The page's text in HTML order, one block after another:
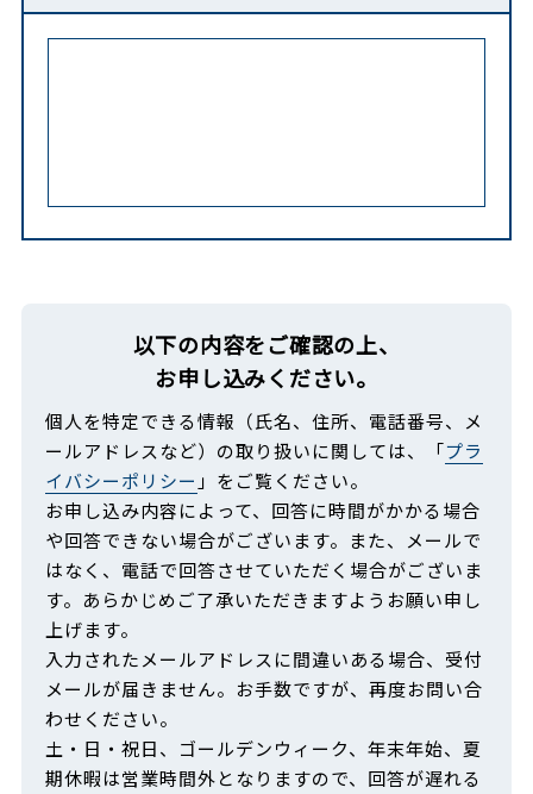
以下の内容をご確認の上、
お申し込みください。
個人を特定できる情報（氏名、住所、電話番号、メ
ールアドレスなど）の取り扱いに関しては、「プラ
イバシーポリシー 」をご覧ください。
お申し込み内容によって、回答に時間がかかる場合
や回答できない場合がございます。また、メールで
はなく、電話で回答させていただく場合がございま
す。あらかじめご了承いただきますようお願い申し
上げます。
入力されたメールアドレスに間違いある場合、受付
メールが届きません。お手数ですが、再度お問い合
わせください。
土・日・祝日、ゴールデンウィーク、年末年始、夏
期休暇は営業時間外となりますので、回答が遅れる